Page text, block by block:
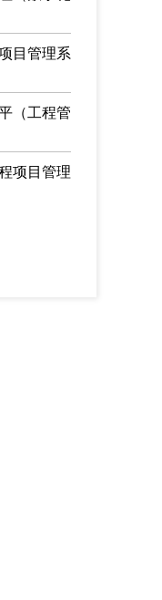
目管理系
（工程管
项目管理